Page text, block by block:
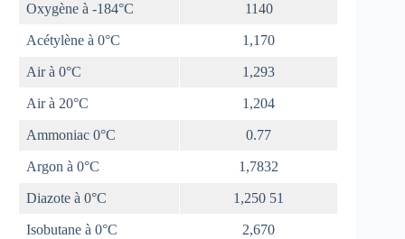
Oxygène à -184°C 1140
Acétylène à 0°C 1,170
Air à 0°C 1,293
Air à 20°C 1,204
Ammoniac 0°C 0.77
Argon à 0°C 1,7832
Diazote à 0°C 1,250 51
Isobutane à 0°C 2,670